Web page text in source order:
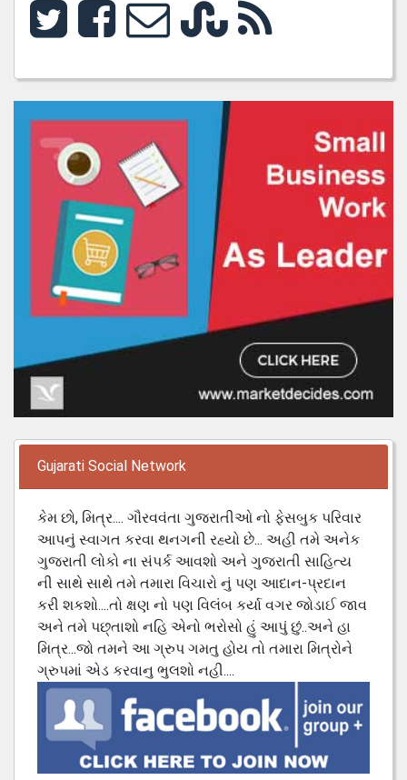
Gujarati Social Network
કેમ છો, મિત્ર.... ગૌરવવંતા ગુજરાતીઓ નો ફેસબુક પરિવાર
આપનું સ્વાગત કરવા થનગની રહ્યો છે... અહી તમે અનેક
ગુજરાતી લોકો ના સંપર્ક આવશો અને ગુજરાતી સાહિત્ય
ની સાથે સાથે તમે તમારા વિચારો નું પણ આદાન-પ્રદાન
કરી શકશો....તો ક્ષણ નો પણ વિલંબ કર્યા વગર જોડાઈ જાવ
અને તમે પછ્તાશો નહિ એનો ભરોસો હું આપું છું..અને હા
મિત્ર...જો તમને આ ગ્રુપ ગમતુ હોય તો તમારા મિત્રોને
ગ્રુપમાં એડ કરવાનુ ભુલશો નહી....